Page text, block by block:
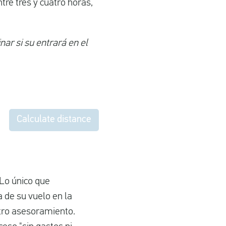
tres y cuatro horas,
si su entrará en el
Calculate distance
único que
de su vuelo en la
asesoramiento.